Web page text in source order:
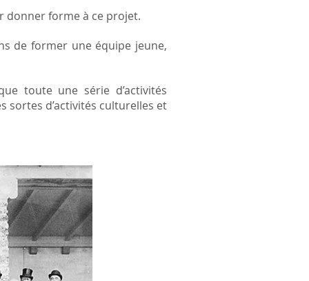
forme à ce projet.
de former une équipe jeune,
toute une série d’activités
sortes d’activités culturelles et